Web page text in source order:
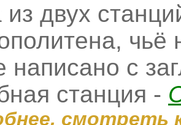
двух
чьё
написано с
станция -
смотреть